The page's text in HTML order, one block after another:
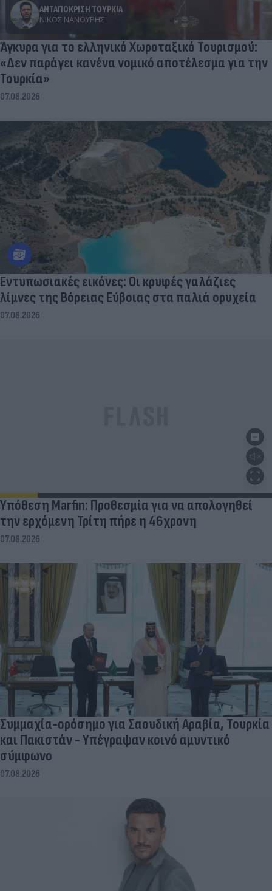
ΑΝΤΑΠΟΚΡΙΣΗ ΤΟΥΡΚΙΑ
ΝΊΚΟΣ ΝΑΝΟΎΡΗΣ
Άγκυρα για το ελληνικό Χωροταξικό Τουρισμού:
«Δεν παράγει κανένα νομικό αποτέλεσμα για την
Τουρκία»
07.08.2026
Εντυπωσιακές εικόνες: Οι κρυφές γαλάζιες
λίμνες της Βόρειας Εύβοιας στα παλιά ορυχεία
07.08.2026
Υπόθεση Marfin: Προθεσμία για να απολογηθεί
την ερχόμενη Τρίτη πήρε η 46χρονη
07.08.2026
Συμμαχία-ορόσημο για Σαουδική Αραβία, Τουρκία
και Πακιστάν - Υπέγραψαν κοινό αμυντικό
σύμφωνο
07.08.2026